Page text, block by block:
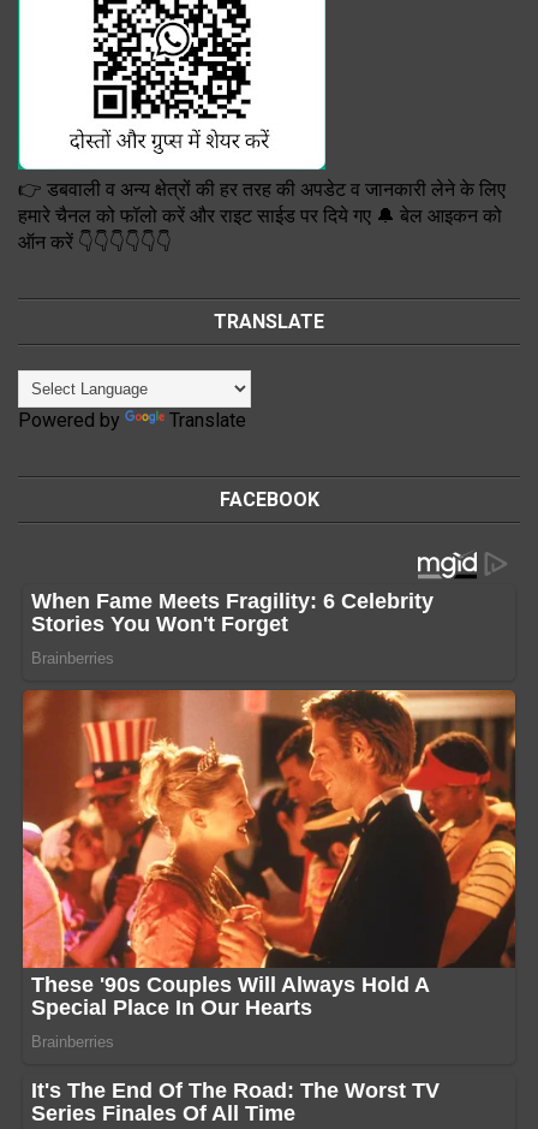
👉 डबवाली व अन्य क्षेत्रों की हर तरह की अपडेट व जानकारी लेने के लिए
हमारे चैनल को फॉलो करें और राइट साईड पर दिये गए 🔔 बेल आइकन को
ऑन करें 👇👇👇👇👇👇
TRANSLATE
Powered by Translate
FACEBOOK